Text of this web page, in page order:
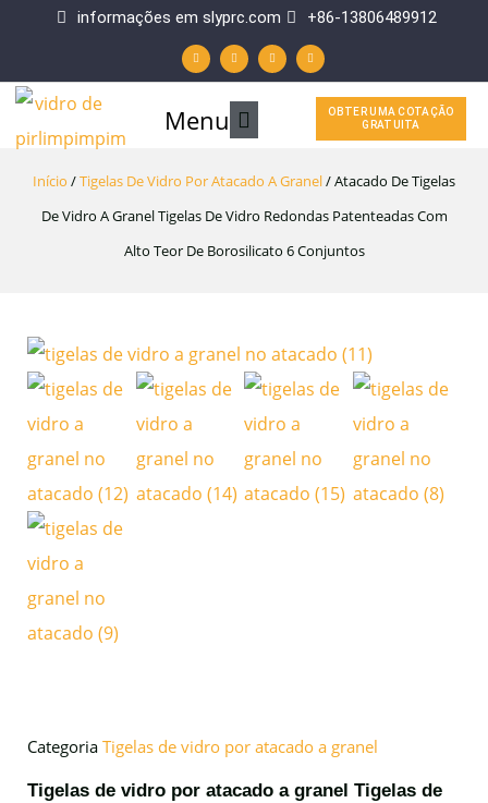
o
informações em slyprc.com +86-13806489912
h
a
t
s
p
a
c
e
b
o
f
o
u
t
u
i
n
k
e
Menu
Menu
OBTER UMA COTAÇÃO
GRATUITA
Início /Tigelas De Vidro Por Atacado A Granel/ Atacado De Tigelas
De Vidro A Granel Tigelas De Vidro Redondas Patenteadas Com
Alto Teor De Borosilicato 6 Conjuntos
Categoria Tigelas de vidro por atacado a granel
Tigelas de vidro por atacado a granel Tigelas de